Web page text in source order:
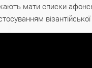
мати списки
візантійської